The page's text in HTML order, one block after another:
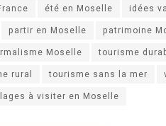
été en Moselle idées
partir en Moselle patrimoine
Moselle tourisme
rural tourisme sans la mer
à visiter en Moselle